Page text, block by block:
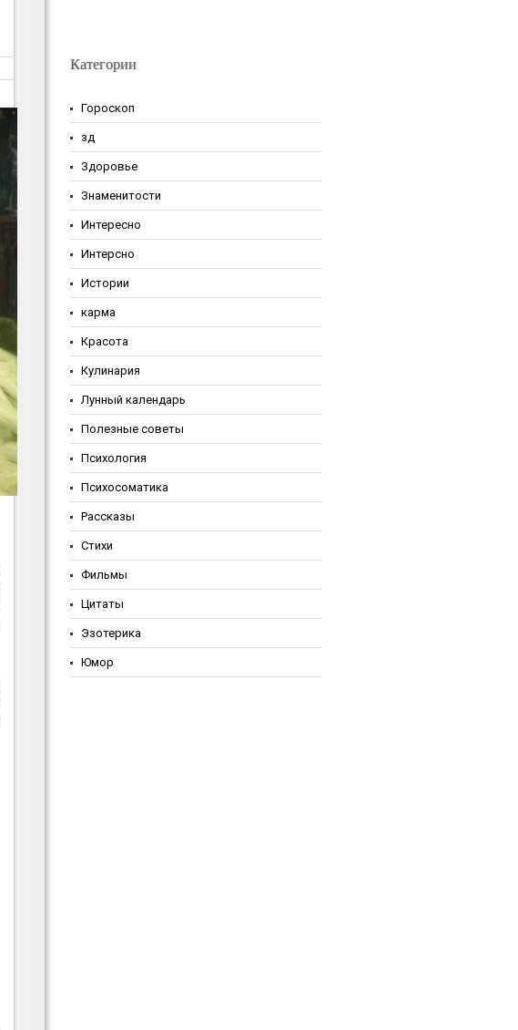
Категории
Гороскоп
зд
Здоровье
Знаменитости
Интересно
Интерсно
Истории
карма
Красота
Кулинария
Лунный календарь
Полезные советы
Психология
Психосоматика
Рассказы
Стихи
Фильмы
Цитаты
Эзотерика
Юмор